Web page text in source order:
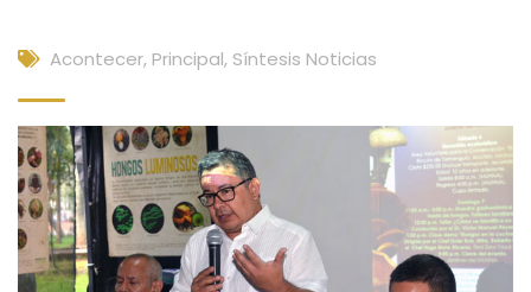
Acontecer, Principal, Síntesis Noticias